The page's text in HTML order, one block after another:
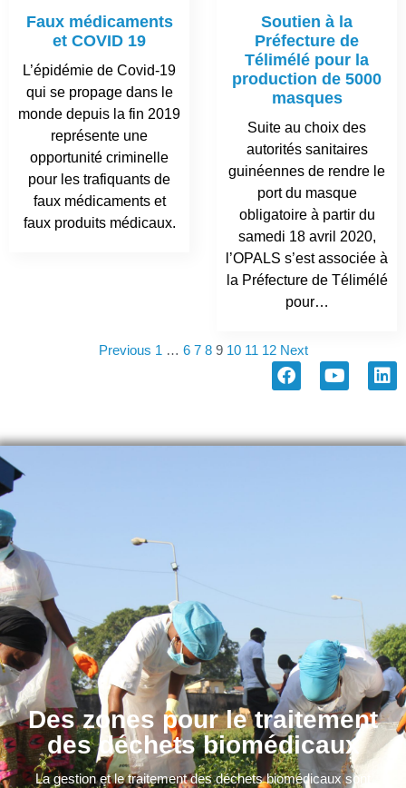
Faux médicaments
et COVID 19
L’épidémie de Covid-19
qui se propage dans le
monde depuis la fin 2019
représente une
opportunité criminelle
pour les trafiquants de
faux médicaments et
faux produits médicaux.
Soutien à la
Préfecture de
Télimélé pour la
production de 5000
masques
Suite au choix des
autorités sanitaires
guinéennes de rendre le
port du masque
obligatoire à partir du
samedi 18 avril 2020,
l’OPALS s’est associée à
la Préfecture de Télimélé
pour…
Previous 1 … 6 7 8 9 10 11 12 Next
Des zones pour le traitement
des déchets biomédicaux
La gestion et le traitement des déchets biomédicaux sont